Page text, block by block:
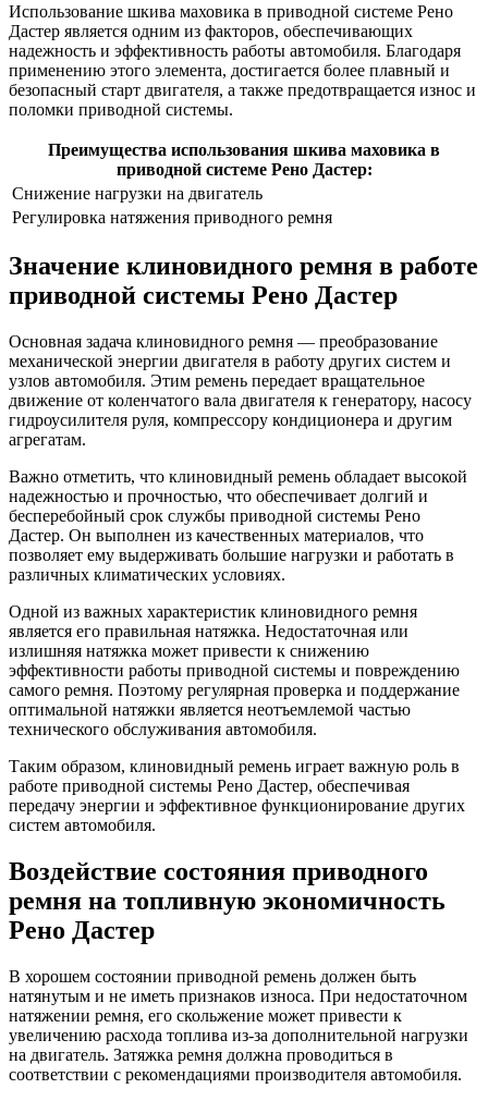
Использование шкива маховика в приводной системе Рено
Дастер является одним из факторов, обеспечивающих
надежность и эффективность работы автомобиля. Благодаря
применению этого элемента, достигается более плавный и
безопасный старт двигателя, а также предотвращается износ и
поломки приводной системы.
Преимущества использования шкива маховика в
приводной системе Рено Дастер:
Снижение нагрузки на двигатель
Регулировка натяжения приводного ремня
Значение клиновидного ремня в работе
приводной системы Рено Дастер
Основная задача клиновидного ремня — преобразование
механической энергии двигателя в работу других систем и
узлов автомобиля. Этим ремень передает вращательное
движение от коленчатого вала двигателя к генератору, насосу
гидроусилителя руля, компрессору кондиционера и другим
агрегатам.
Важно отметить, что клиновидный ремень обладает высокой
надежностью и прочностью, что обеспечивает долгий и
бесперебойный срок службы приводной системы Рено
Дастер. Он выполнен из качественных материалов, что
позволяет ему выдерживать большие нагрузки и работать в
различных климатических условиях.
Одной из важных характеристик клиновидного ремня
является его правильная натяжка. Недостаточная или
излишняя натяжка может привести к снижению
эффективности работы приводной системы и повреждению
самого ремня. Поэтому регулярная проверка и поддержание
оптимальной натяжки является неотъемлемой частью
технического обслуживания автомобиля.
Таким образом, клиновидный ремень играет важную роль в
работе приводной системы Рено Дастер, обеспечивая
передачу энергии и эффективное функционирование других
систем автомобиля.
Воздействие состояния приводного
ремня на топливную экономичность
Рено Дастер
В хорошем состоянии приводной ремень должен быть
натянутым и не иметь признаков износа. При недостаточном
натяжении ремня, его скольжение может привести к
увеличению расхода топлива из-за дополнительной нагрузки
на двигатель. Затяжка ремня должна проводиться в
соответствии с рекомендациями производителя автомобиля.